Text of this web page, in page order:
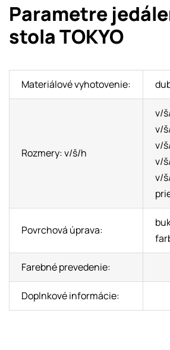
Parametre
stola TOKYO
Materiálové vyhotovenie:
Rozmery: v/š/h
v/
v/
v/
v/
v/
Povrchová úprava:
Farebné prevedenie:
Doplnkové informácie: